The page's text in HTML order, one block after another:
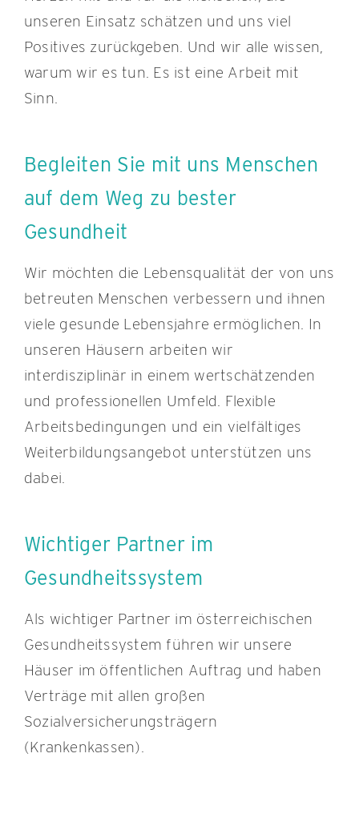
unseren Einsatz schätzen und uns viel
Positives zurückgeben. Und wir alle wissen,
warum wir es tun. Es ist eine Arbeit mit
Sinn.
Begleiten Sie mit uns Menschen
auf dem Weg zu bester
Gesundheit
Wir möchten die Lebensqualität der von uns
betreuten Menschen verbessern und ihnen
viele gesunde Lebensjahre ermöglichen. In
unseren Häusern arbeiten wir
interdisziplinär in einem wertschätzenden
und professionellen Umfeld. Flexible
Arbeitsbedingungen und ein vielfältiges
Weiterbildungsangebot unterstützen uns
dabei.
Wichtiger Partner im
Gesundheitssystem
Als wichtiger Partner im österreichischen
Gesundheitssystem führen wir unsere
Häuser im öffentlichen Auftrag und haben
Verträge mit allen großen
Sozialversicherungsträgern
(Krankenkassen).